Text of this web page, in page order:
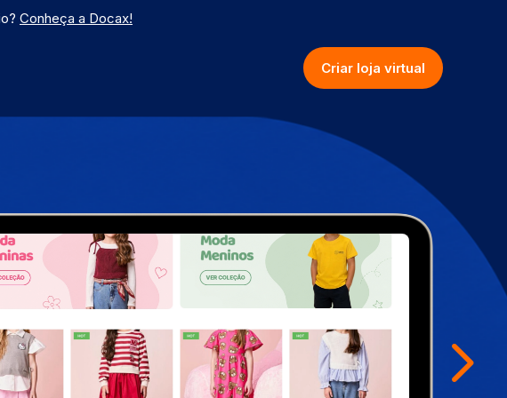
Conheça a Docax!
Criar loja virtual